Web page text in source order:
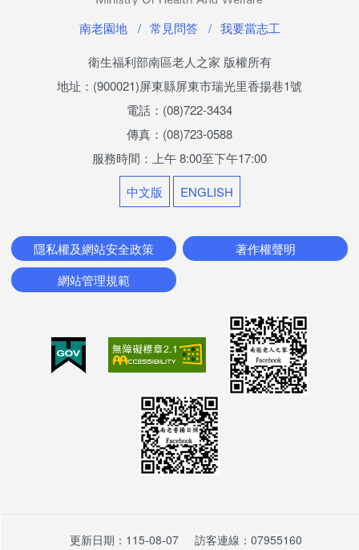
智慧科技照顧
志工福利及榮譽榜
我要當志工及其他
南老園地 常見問答
我要當志工
衛生福利部南區老人之家 版權所有
地址：(900021)屏東縣屏東市瑞光里香揚巷1號
電話：(08)722-3434
傳真：(08)723-0588
服務時間：上午 8:00至下午17:00
中文版
ENGLISH
隱私權及網站安全政策
著作權聲明
網站管理規範
更新日期：115-08-07 訪客連線：07955160